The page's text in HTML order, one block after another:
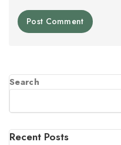
Search
Recent Posts